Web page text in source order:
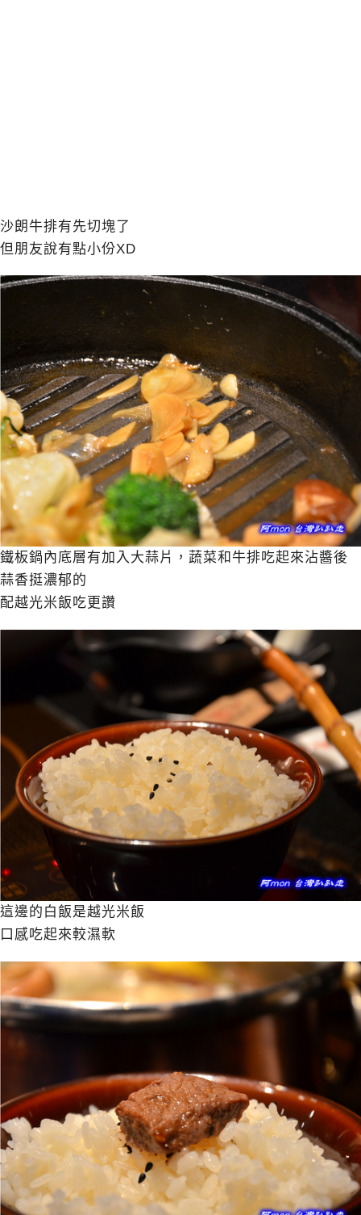
沙朗牛排有先切塊了
但朋友說有點小份XD
鐵板鍋內底層有加入大蒜片，蔬菜和牛排吃起來沾醬後
蒜香挺濃郁的
配越光米飯吃更讚
這邊的白飯是越光米飯
口感吃起來較濕軟